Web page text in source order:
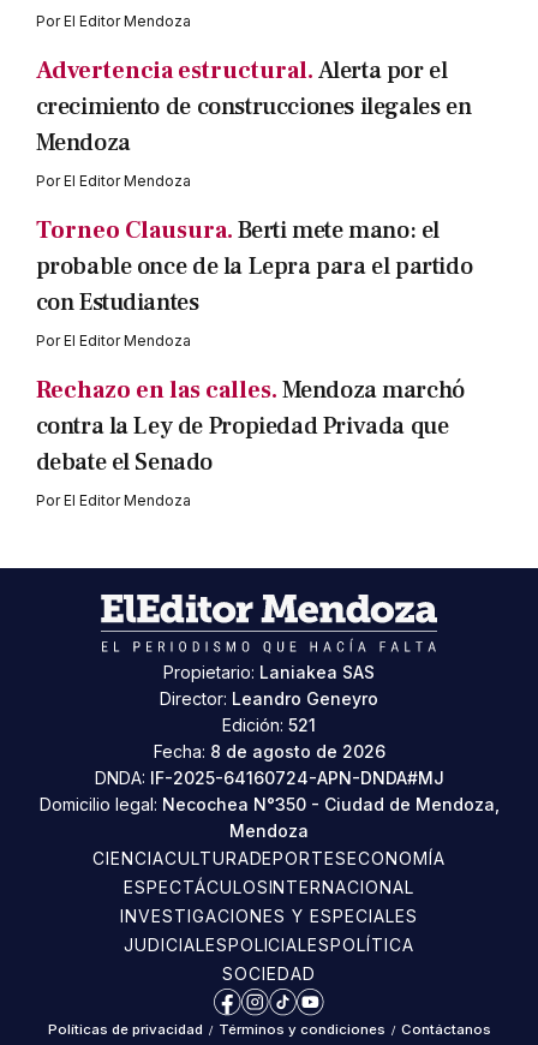
PorEl Editor Mendoza
Advertencia estructural.Alerta por el
crecimiento de construcciones ilegales en
Mendoza
PorEl Editor Mendoza
Torneo Clausura.Berti mete mano: el
probable once de la Lepra para el partido
con Estudiantes
PorEl Editor Mendoza
Rechazo en las calles.Mendoza marchó
contra la Ley de Propiedad Privada que
debate el Senado
PorEl Editor Mendoza
Propietario: Laniakea SAS
Director: Leandro Geneyro
Edición: 521
Fecha: 8 de agosto de 2026
DNDA: IF-2025-64160724-APN-DNDA#MJ
Domicilio legal: Necochea N°350 - Ciudad de Mendoza,
Mendoza
CIENCIACULTURADEPORTESECONOMÍA
ESPECTÁCULOSINTERNACIONAL
INVESTIGACIONES Y ESPECIALES
JUDICIALESPOLICIALESPOLÍTICA
SOCIEDAD
Facebook
Instagram
TikTokYouTube
Políticas de privacidad / Términos y condiciones / Contáctanos